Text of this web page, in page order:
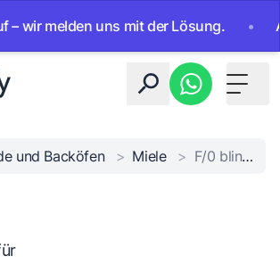
uns mit der Lösung. • Ab
Toggle
und Backöfen > Miele > F/0 blinkt Anzeige